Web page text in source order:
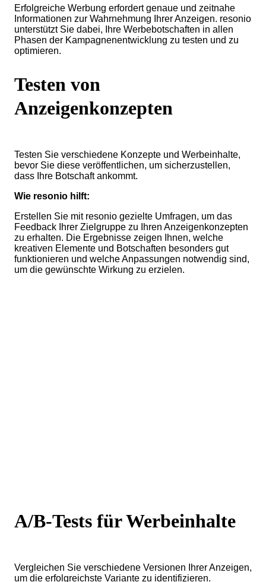
Erfolgreiche Werbung erfordert genaue und zeitnahe
Informationen zur Wahrnehmung Ihrer Anzeigen. resonio
unterstützt Sie dabei, Ihre Werbebotschaften in allen
Phasen der Kampagnenentwicklung zu testen und zu
optimieren.
Testen von
Anzeigenkonzepten
Testen Sie verschiedene Konzepte und Werbeinhalte,
bevor Sie diese veröffentlichen, um sicherzustellen,
dass Ihre Botschaft ankommt.
Wie resonio hilft:
Erstellen Sie mit resonio gezielte Umfragen, um das
Feedback Ihrer Zielgruppe zu Ihren Anzeigenkonzepten
zu erhalten. Die Ergebnisse zeigen Ihnen, welche
kreativen Elemente und Botschaften besonders gut
funktionieren und welche Anpassungen notwendig sind,
um die gewünschte Wirkung zu erzielen.
A/B-Tests für Werbeinhalte
Vergleichen Sie verschiedene Versionen Ihrer Anzeigen,
um die erfolgreichste Variante zu identifizieren.